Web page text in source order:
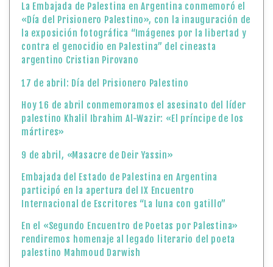
La Embajada de Palestina en Argentina conmemoró el
«Día del Prisionero Palestino», con la inauguración de
la exposición fotográfica “Imágenes por la libertad y
contra el genocidio en Palestina” del cineasta
argentino Cristian Pirovano
17 de abril: Día del Prisionero Palestino
Hoy 16 de abril conmemoramos el asesinato del líder
palestino Khalil Ibrahim Al-Wazir: «El príncipe de los
mártires»
9 de abril, «Masacre de Deir Yassin»
Embajada del Estado de Palestina en Argentina
participó en la apertura del IX Encuentro
Internacional de Escritores “La luna con gatillo”
En el «Segundo Encuentro de Poetas por Palestina»
rendiremos homenaje al legado literario del poeta
palestino Mahmoud Darwish